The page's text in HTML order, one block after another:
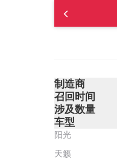
制造商
召回时间
涉及数量
车型
阳光
天籁